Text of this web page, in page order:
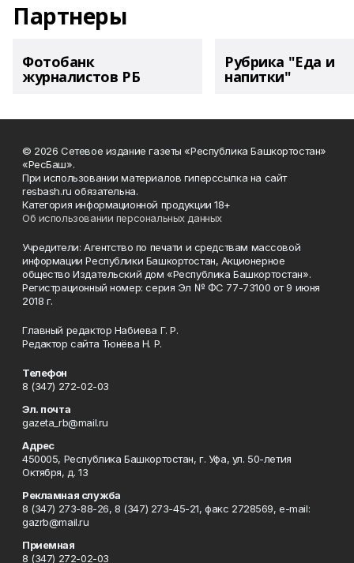
Партнеры
Фотобанк
журналистов РБ
Рубрика "Еда и
напитки"
© 2026 Сетевое издание газеты «Республика Башкортостан»
«РесБаш».
При использовании материалов гиперссылка на сайт
resbash.ru обязательна.
Категория информационной продукции 18+
Об использовании персональных данных
Учредители: Агентство по печати и средствам массовой
информации Республики Башкортостан, Акционерное
общество Издательский дом «Республика Башкортостан».
Регистрационный номер: серия Эл № ФС 77-73100 от 9 июня
2018 г.
Главный редактор Набиева Г. Р.
Редактор сайта Тюнёва Н. Р.
Телефон
8 (347) 272-02-03
Эл. почта
gazeta_rb@mail.ru
Адрес
450005, Республика Башкортостан, г. Уфа, ул. 50-летия
Октября, д. 13
Рекламная служба
8 (347) 273-88-26, 8 (347) 273-45-21, факс 2728569, e-mail:
gazrb@mail.ru
Приемная
8 (347) 272-02-03